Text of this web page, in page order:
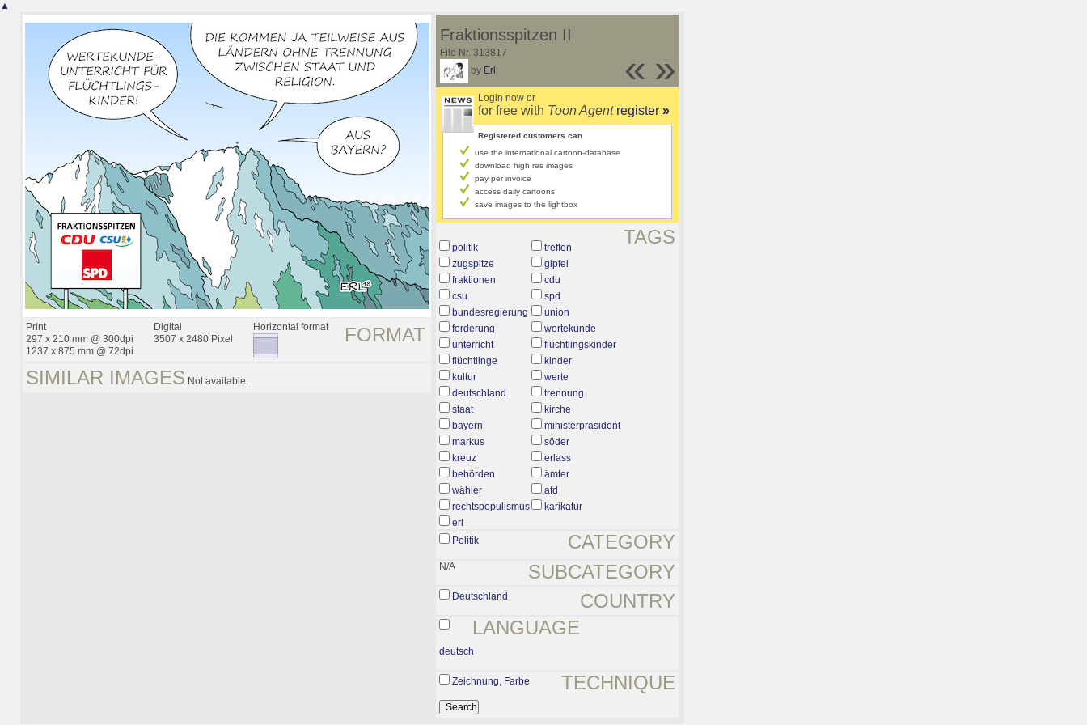
▲
FORMAT
Print
297 x 210 mm @ 300dpi
1237 x 875 mm @ 72dpi
Digital
3507 x 2480 Pixel
Horizontal format
SIMILAR IMAGES Not available.
»
«
Fraktionsspitzen II
File Nr. 313817
by Erl
Login now or
for free with Toon Agent register »
Registered customers can
use the international cartoon-database
download high res images
pay per invoice
access daily cartoons
save images to the lightbox
TAGS
politik
treffen
zugspitze
gipfel
fraktionen
cdu
csu
spd
bundesregierung
union
forderung
wertekunde
unterricht
flüchtlingskinder
flüchtlinge
kinder
kultur
werte
deutschland
trennung
staat
kirche
bayern
ministerpräsident
markus
söder
kreuz
erlass
behörden
ämter
wähler
afd
rechtspopulismus
karikatur
erl
CATEGORY
Politik
SUBCATEGORY
N/A
COUNTRY
Deutschland
LANGUAGE
deutsch
TECHNIQUE
Zeichnung, Farbe